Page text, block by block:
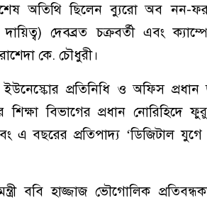
বিশেষ অতিথি ছিলেন ব্যুরো অব নন-
দেবব্রত চক্রবর্তী এবং
কে. চৌধুরী।
ইউনেস্কোর প্রতিনিধি ও অফিস
শিক্ষা বিভাগের প্রধান নোরিহিদে
এ বছরের প্রতিপাদ্য ‘ডিজিটাল যুগে
ববি হাজ্জাজ ভৌগোলিক